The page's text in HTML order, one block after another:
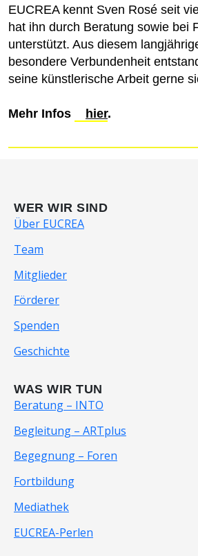
EUCREA kennt Sven Rosé seit
hat ihn durch Beratung sowie bei
unterstützt. Aus diesem
besondere Verbundenheit
seine künstlerische Arbeit gerne
Mehr Infos hier.
WER WIR SIND
Über EUCREA
Team
Mitglieder
Förderer
Spenden
Geschichte
WAS WIR TUN
Beratung – INTO
Begleitung – ARTplus
Begegnung – Foren
Fortbildung
Mediathek
EUCREA-Perlen